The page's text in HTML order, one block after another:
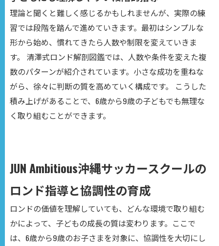
理論と聞くと難しく感じるかもしれませんが、実際の練
習では段階を踏んで進めていきます。最初はシンプルな
形から始め、慣れてきたら人数や制限を変えていきま
す。 清澤式ロンド解剖図鑑では、人数や条件を変えた複
数のパターンが紹介されています。小さな成功を重ねな
がら、徐々に判断の質を高めていく構成です。 こうした
積み上げがあることで、6歳から9歳の子どもでも無理な
く取り組むことができます。
JUN Ambitious沖縄サッカースクールの
ロンド指導と協調性の育成
ロンドの価値を理解していても、どんな環境で取り組む
かによって、子どもの成長の質は変わります。ここで
は、6歳から9歳のお子さまを対象に、協調性を大切にし